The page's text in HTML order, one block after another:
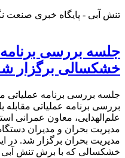
تنش آبی - پایگاه خبری صنعت
جلسه بررسی برنامه
خشکسالی برگزار
جلسه بررسی برنامه عملیاتی
بررسی برنامه عملیاتی
علم‌الهدایی، معاون عمرانی
مدیریت بحران و مدیران
مدیریت بحران برگزار شد. در
خشکسالی که با برش تنش